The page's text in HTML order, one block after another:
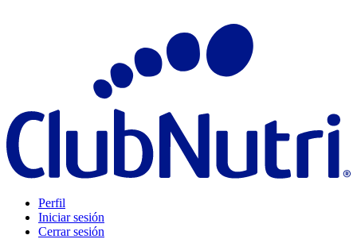
Perfil
Iniciar sesión
Cerrar sesión